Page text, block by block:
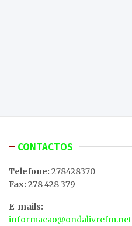
CONTACTOS
Telefone: 278428370
Fax: 278 428 379
E-mails:
informacao@ondalivrefm.net